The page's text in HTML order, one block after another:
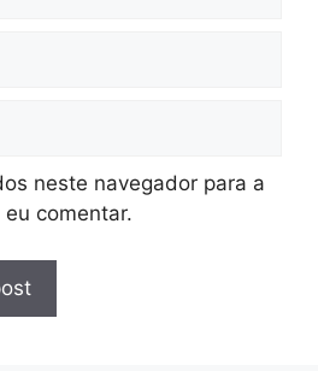
neste navegador para a
comentar.